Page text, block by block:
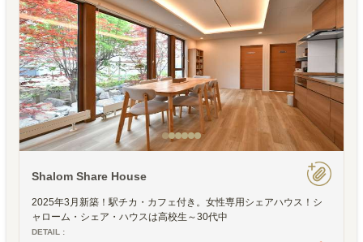
Shalom Share House
2025年3月新築！駅チカ・カフェ付き。女性専用シェアハウス！シ
ャローム・シェア・ハウスは高校生～30代中
DETAIL :